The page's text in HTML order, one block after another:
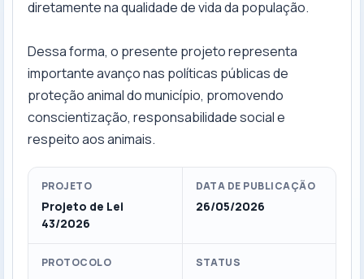
diretamente na qualidade de vida da população.
Dessa forma, o presente projeto representa
importante avanço nas políticas públicas de
proteção animal do município, promovendo
conscientização, responsabilidade social e
respeito aos animais.
PROJETO
Projeto de Lei
43/2026
DATA DE PUBLICAÇÃO
26/05/2026
PROTOCOLO STATUS